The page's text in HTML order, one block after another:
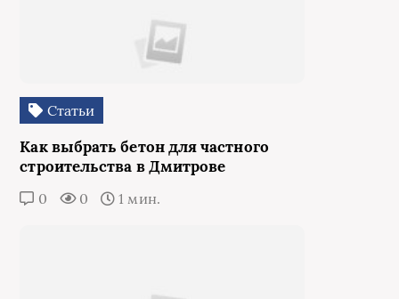
Статьи
Как выбрать бетон для частного
строительства в Дмитрове
0 0 1 мин.